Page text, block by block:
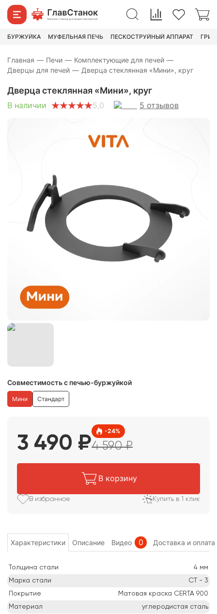
БУРЖУЙКА МУФЕЛЬНАЯ ПЕЧЬ ПЕСКОСТРУЙНЫЙ АППАРАТ
Главная — Печи — Комплектующие для печей —
Дверцы для печей — Дверца стеклянная «Мини», круг
3 490 ₽4 590
Дверца стеклянная «Мини», круг
В наличии 5,0 5 отзывов
Совместимость с печью-буржуйкой
Мини Стандарт
3 490 ₽
-24%
4 590₽
В корзину
В избранное Купить в 1 клик
Характеристики Описание Видео 0 Доставка и оплата
Толщина стали 4 мм
Марка стали
СТ - 3
Покрытие
Матовая краска CERTA 900
Материал
углеродистая сталь